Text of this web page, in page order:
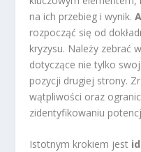
na ich przebieg i wynik.
rozpocząć się od
kryzysu. Należy zebrać
dotyczące nie tylko
pozycji drugiej strony.
wątpliwości oraz
zidentyfikowaniu
Istotnym krokiem jest